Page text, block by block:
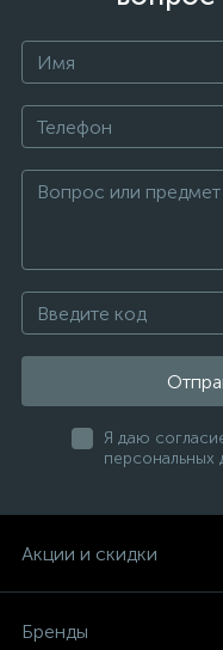
Я даю
персональных
Акции и скидки
Бренды